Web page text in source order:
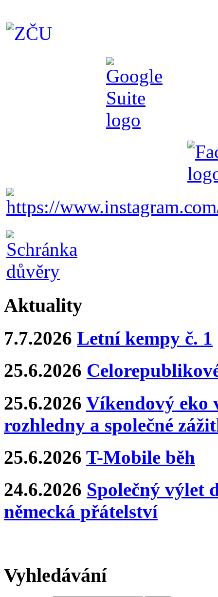
Aktuality
7.7.2026 Letní kempy č. 1
25.6.2026
25.6.2026 Víkendový eko
rozhledny a společné
25.6.2026 T-Mobile běh
24.6.2026 Společný výlet
německá přátelství
Vyhledávání